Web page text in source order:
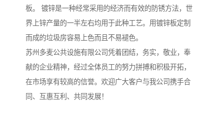
板。 镀锌是一种经常采用的经济而有效的防锈方法，世
界上锌产量的一半左右均用于此种工艺。用镀锌板定制
而成的垃圾房容易上色而且不易褪色。
苏州多麦公共设施有限公司凭着团结，务实，敬业，奉
献的企业精神，经过全体员工的努力拼搏和积极开拓，
在市场享有较高的信誉。欢迎广大客户与我公司携手合
同、互惠互利、共同发展！